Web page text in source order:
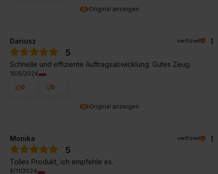
Original anzeigen
Original anzeigen
Dariusz verifiziert
5
Schnelle und effiziente Auftragsabwicklung. Gutes Zeug.
10/6/2024
0
0
Monika verifiziert
5
Tolles Produkt, ich empfehle es.
9/11/2024